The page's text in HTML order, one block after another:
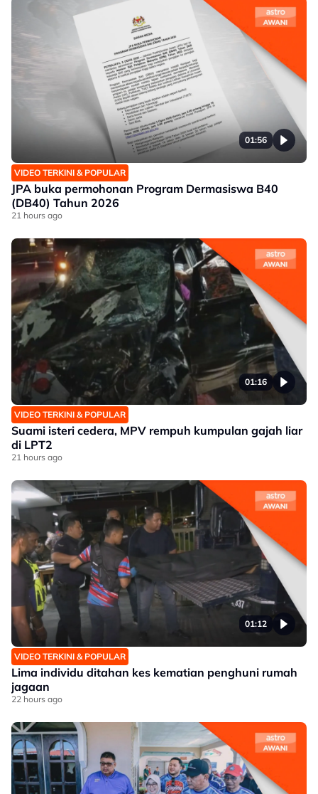
01:56
VIDEO TERKINI & POPULAR
JPA buka permohonan Program Dermasiswa B40
(DB40) Tahun 2026
21 hours ago
01:16
VIDEO TERKINI & POPULAR
Suami isteri cedera, MPV rempuh kumpulan gajah liar
di LPT2
21 hours ago
01:12
VIDEO TERKINI & POPULAR
Lima individu ditahan kes kematian penghuni rumah
jagaan
22 hours ago